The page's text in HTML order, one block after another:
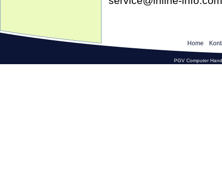
Home
PGV Computer